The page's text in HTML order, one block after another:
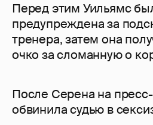
Перед этим Уильямс
предупреждена за
тренера, затем она
очко за сломанную о
После Серена на
обвинила судью в